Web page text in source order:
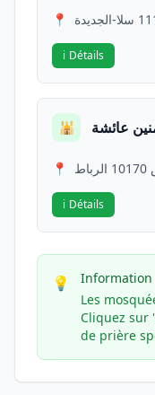
📍
ℹ️ Détails
🕌 عائشة
📍
ℹ️ Détails
💡
Information
Les
Cliquez sur
de prière